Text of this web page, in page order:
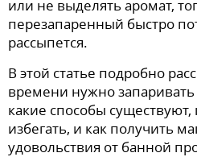
или не выделять аромат,
перезапаренный быстро
рассыпется.
В этой статье подробно
времени нужно
какие способы
избегать, и как получить
удовольствия от банной